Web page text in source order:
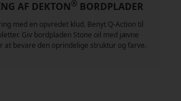
AF DEKTON® BORDPLADER
med en opvredet klud. Benyt Q-Action til
Giv bordpladen Stone oil med jævne
at bevare den oprindelige struktur og farve.